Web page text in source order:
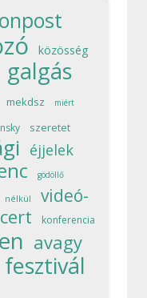
közösség
galgás
mekdsz miért
szeretet
éjjelek
gödöllő
nélkül
videó-
konferencia
avagy
fesztivál